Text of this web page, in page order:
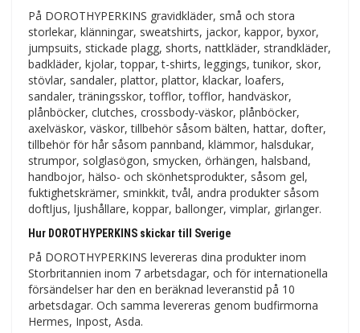
På DOROTHYPERKINS gravidkläder, små och stora
storlekar, klänningar, sweatshirts, jackor, kappor, byxor,
jumpsuits, stickade plagg, shorts, nattkläder, strandkläder,
badkläder, kjolar, toppar, t-shirts, leggings, tunikor, skor,
stövlar, sandaler, plattor, plattor, klackar, loafers,
sandaler, träningsskor, tofflor, tofflor, handväskor,
plånböcker, clutches, crossbody-väskor, plånböcker,
axelväskor, väskor, tillbehör såsom bälten, hattar, dofter,
tillbehör för hår såsom pannband, klämmor, halsdukar,
strumpor, solglasögon, smycken, örhängen, halsband,
handbojor, hälso- och skönhetsprodukter, såsom gel,
fuktighetskrämer, sminkkit, tvål, andra produkter såsom
doftljus, ljushållare, koppar, ballonger, vimplar, girlanger.
Hur DOROTHYPERKINS skickar till Sverige
På DOROTHYPERKINS levereras dina produkter inom
Storbritannien inom 7 arbetsdagar, och för internationella
försändelser har den en beräknad leveranstid på 10
arbetsdagar. Och samma levereras genom budfirmorna
Hermes, Inpost, Asda.